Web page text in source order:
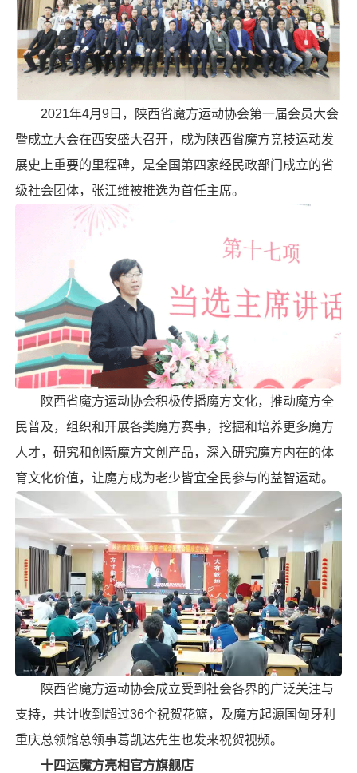
2021年4月9日，陕西省魔方运动协会第一届会员大会
暨成立大会在西安盛大召开，成为陕西省魔方竞技运动发
展史上重要的里程碑，是全国第四家经民政部门成立的省
级社会团体， 张江维被推选为首任主席。
陕西省魔方运动协会积极传播魔方文化，推动魔方全
民普及，组织和开展各类魔方赛事，挖掘和培养更多魔方
人才，研究和创新魔方文创产品，深入研究魔方内在的体
育文化价值，让魔方成为老少皆宜全民参与的益智运动。
陕西省魔方运动协会成立受到社会各界的广泛关注与
支持，共计收到超过36个祝贺花篮，及魔方起源国匈牙利
重庆总领馆总领事葛凯达先生也发来祝贺视频。
十四运魔方亮相官方旗舰店